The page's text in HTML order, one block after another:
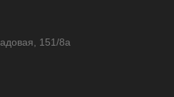
151/8а